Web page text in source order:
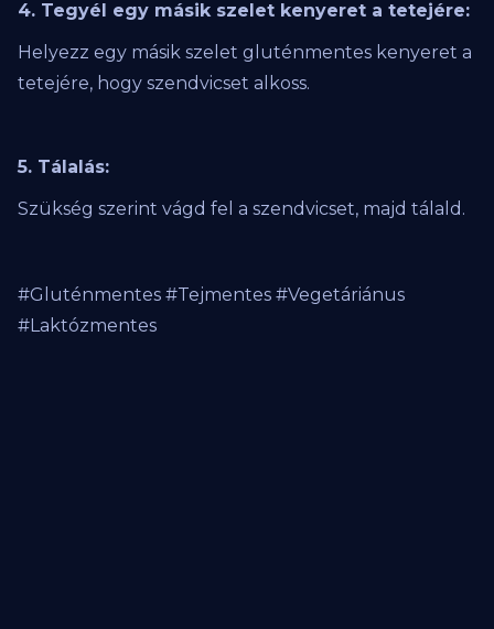
4. Tegyél egy másik szelet kenyeret a tetejére:
Helyezz egy másik szelet gluténmentes kenyeret a
tetejére, hogy szendvicset alkoss.
5. Tálalás:
Szükség szerint vágd fel a szendvicset, majd tálald.
#Gluténmentes #Tejmentes #Vegetáriánus
#Laktózmentes